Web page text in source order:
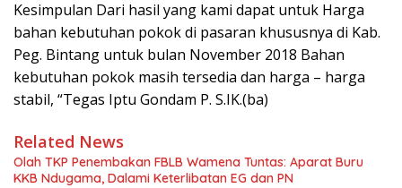
Kesimpulan Dari hasil yang kami dapat untuk Harga
bahan kebutuhan pokok di pasaran khususnya di Kab.
Peg. Bintang untuk bulan November 2018 Bahan
kebutuhan pokok masih tersedia dan harga – harga
stabil, “Tegas Iptu Gondam P. S.IK.(ba)
Related News
Olah TKP Penembakan FBLB Wamena Tuntas: Aparat Buru
KKB Ndugama, Dalami Keterlibatan EG dan PN